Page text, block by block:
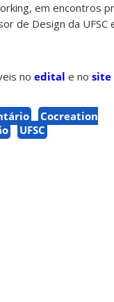
em encontros
de Design da UFSC
no edital e no site
Cocreation
UFSC